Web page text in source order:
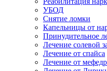
УБОД
Снятие ломки
Капельницы от
Принудительное
Лечение солевой
Лечение от спайса
Лечение от